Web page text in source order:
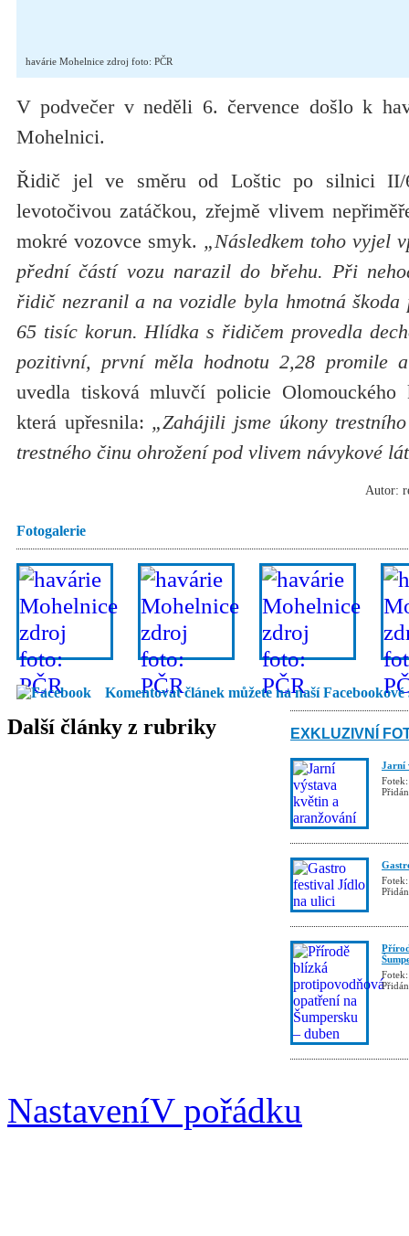
havárie Mohelnice zdroj foto: PČR
V podvečer v neděli 6. července došlo k
Mohelnici.
Řidič jel ve směru od Loštic po silnici II/
levotočivou zatáčkou, zřejmě vlivem
mokré vozovce smyk. „Následkem toho vyjel
přední částí vozu narazil do břehu. Při
řidič nezranil a na vozidle byla hmotná škoda
65 tisíc korun. Hlídka s řidičem provedla
pozitivní, první měla hodnotu 2,28 promile
uvedla tisková mluvčí policie
která upřesnila: „Zahájili jsme úkony
trestného činu ohrožení pod vlivem návykové
Autor:
Fotogalerie
Komentovat článek můžete na naší Facebookové
Další články z rubriky EXKLUZIVNÍ
Jarní
NastaveníV pořádku